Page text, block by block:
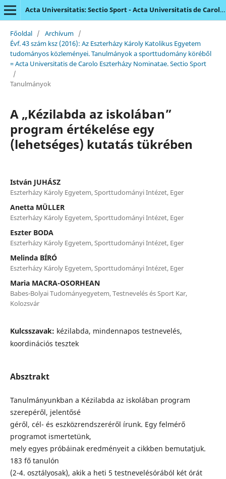
Acta Universitatis: Sectio Sport - Acta Universitatis de Carolo Eszterházy Nominatae
Főoldal / Archívum /
Évf. 43 szám ksz (2016): Az Eszterházy Károly Katolikus Egyetem
tudományos közleményei. Tanulmányok a sporttudomány köréből
= Acta Universitatis de Carolo Eszterházy Nominatae. Sectio Sport
/
Tanulmányok
A „Kézilabda az iskolában”
program értékelése egy
(lehetséges) kutatás tükrében
István JUHÁSZ
Eszterházy Károly Egyetem, Sporttudományi Intézet, Eger
Anetta MÜLLER
Eszterházy Károly Egyetem, Sporttudományi Intézet, Eger
Eszter BODA
Eszterházy Károly Egyetem, Sporttudományi Intézet, Eger
Melinda BÍRÓ
Eszterházy Károly Egyetem, Sporttudományi Intézet, Eger
Maria MACRA-OSORHEAN
Babes-Bolyai Tudományegyetem, Testnevelés és Sport Kar,
Kolozsvár
Kulcsszavak: kézilabda, mindennapos testnevelés,
koordinációs tesztek
Absztrakt
Tanulmányunkban a Kézilabda az iskolában program
szerepéről, jelentősé
géről, cél- és eszközrendszeréről írunk. Egy felmérő
programot ismertetünk,
mely egyes próbáinak eredményeit a cikkben bemutatjuk.
183 fő tanulón
(2-4. osztályosak), akik a heti 5 testnevelésórából két órát